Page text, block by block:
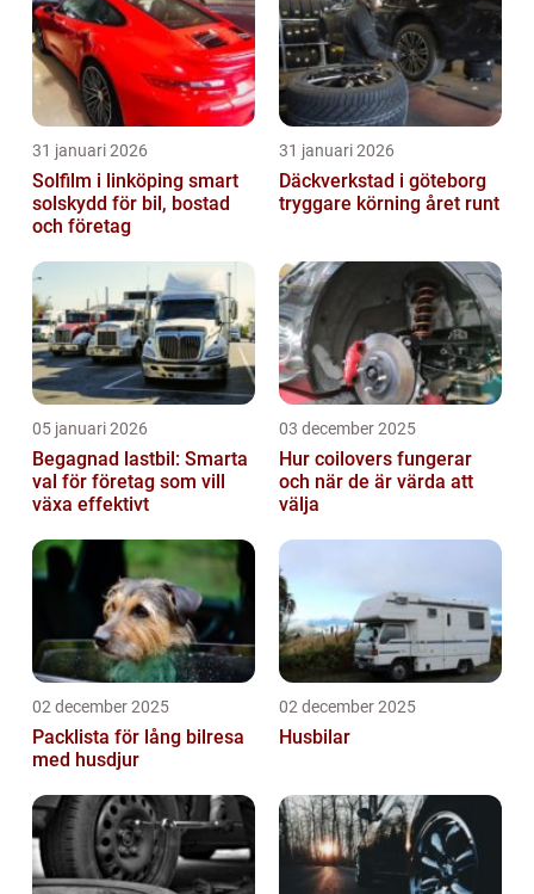
31 januari 2026
Solfilm i linköping smart
solskydd för bil, bostad
och företag
31 januari 2026
Däckverkstad i göteborg
tryggare körning året runt
05 januari 2026
Begagnad lastbil: Smarta
val för företag som vill
växa effektivt
03 december 2025
Hur coilovers fungerar
och när de är värda att
välja
02 december 2025
Packlista för lång bilresa
med husdjur
02 december 2025
Husbilar